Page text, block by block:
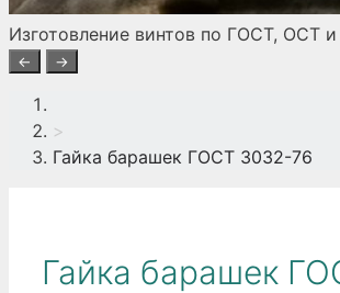
Изготовление винтов по ГОСТ, ОСТ
← →
>
Гайка барашек ГОСТ 3032-76
Гайка барашек